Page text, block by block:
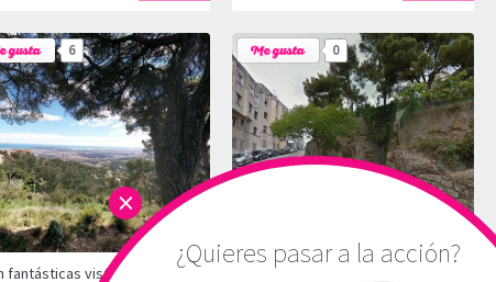
6
Con fantásticas vistas a Barcelona
0
parc güell
¿Quieres pasar a la acción?
×